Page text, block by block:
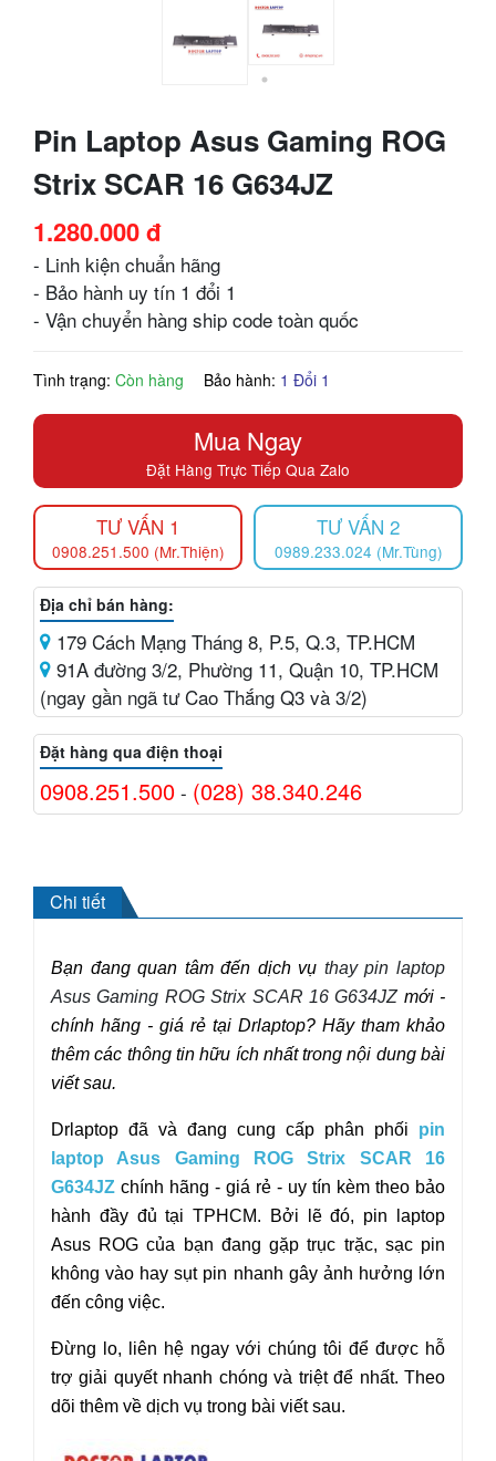
Pin Laptop Asus Gaming ROG
Strix SCAR 16 G634JZ
1.280.000 đ
- Linh kiện chuẩn hãng
- Bảo hành uy tín 1 đổi 1
- Vận chuyển hàng ship code toàn quốc
Tình trạng: Còn hàng Bảo hành: 1 Đổi 1
Mua Ngay
Đặt Hàng Trực Tiếp Qua Zalo
TƯ VẤN 1
0908.251.500 (Mr.Thiện)
TƯ VẤN 2
0989.233.024 (Mr.Tùng)
Địa chỉ bán hàng:
179 Cách Mạng Tháng 8, P.5, Q.3, TP.HCM
91A đường 3/2, Phường 11, Quận 10, TP.HCM
(ngay gần ngã tư Cao Thắng Q3 và 3/2)
Đặt hàng qua điện thoại
0908.251.500 - (028) 38.340.246
Chi tiết
Bạn đang quan tâm đến dịch vụ thay pin laptop
Asus Gaming ROG Strix SCAR 16 G634JZ mới -
chính hãng - giá rẻ tại Drlaptop? Hãy tham khảo
thêm các thông tin hữu ích nhất trong nội dung bài
viết sau.
Drlaptop đã và đang cung cấp phân phối
pin
laptop Asus Gaming ROG Strix SCAR 16
G634JZ chính hãng - giá rẻ - uy tín kèm theo bảo
hành đầy đủ tại TPHCM. Bởi lẽ đó, pin laptop
Asus ROG của bạn đang gặp trục trặc, sạc pin
không vào hay sụt pin nhanh gây ảnh hưởng lớn
đến công việc.
Đừng lo, liên hệ ngay với chúng tôi để được hỗ
trợ giải quyết nhanh chóng và triệt để nhất. Theo
dõi thêm về dịch vụ trong bài viết sau.